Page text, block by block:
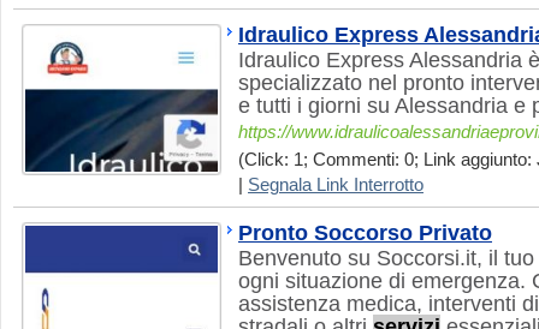
Idraulico Express
Idraulico Express Alessandria
specializzato nel pronto
e tutti i giorni su Alessandria e
https://
(Click: 1; Commenti: 0; Link aggiunto:
Segnala Link Interrotto
Pronto Soccorso Privato
Benvenuto su Soccorsi.it, il
ogni situazione di emergenza.
assistenza medica, interventi